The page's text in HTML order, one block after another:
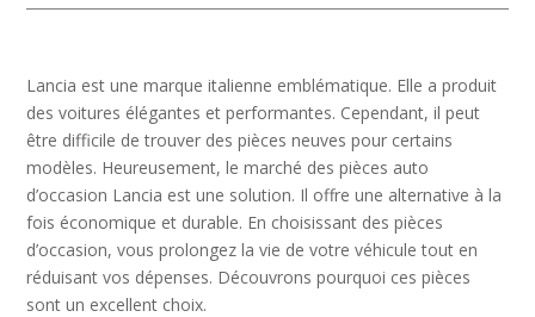
Lancia est une marque italienne emblématique. Elle a produit
des voitures élégantes et performantes. Cependant, il peut
être difficile de trouver des pièces neuves pour certains
modèles. Heureusement, le marché des pièces auto
d’occasion Lancia est une solution. Il offre une alternative à la
fois économique et durable. En choisissant des pièces
d’occasion, vous prolongez la vie de votre véhicule tout en
réduisant vos dépenses. Découvrons pourquoi ces pièces
sont un excellent choix.